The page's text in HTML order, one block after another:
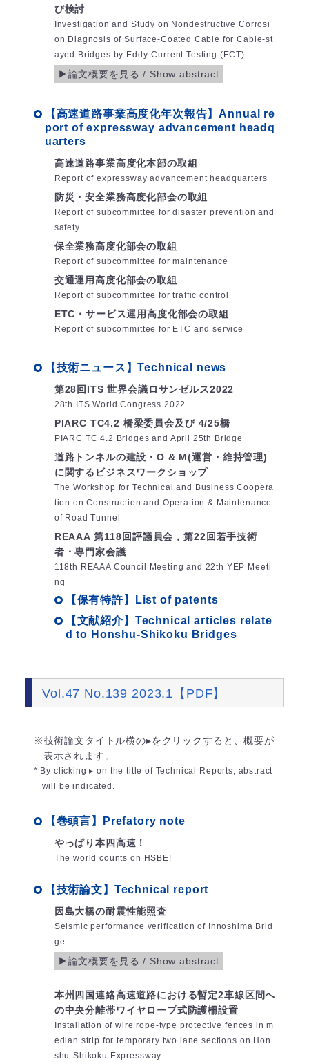
び検討
Investigation and Study on Nondestructive Corrosi
on Diagnosis of Surface-Coated Cable for Cable-st
ayed Bridges by Eddy-Current Testing (ECT)
【高速道路事業高度化年次報告】Annual re
port of expressway advancement headq
uarters
高速道路事業高度化本部の取組
Report of expressway advancement headquarters
防災・安全業務高度化部会の取組
Report of subcommittee for disaster prevention and
safety
保全業務高度化部会の取組
Report of subcommittee for maintenance
交通運用高度化部会の取組
Report of subcommittee for traffic control
ETC・サービス運用高度化部会の取組
Report of subcommittee for ETC and service
【技術ニュース】Technical news
第28回ITS 世界会議ロサンゼルス2022
28th ITS World Congress 2022
PIARC TC4.2 橋梁委員会及び 4/25橋
PIARC TC 4.2 Bridges and April 25th Bridge
道路トンネルの建設・O & M(運営・維持管理)
に関するビジネスワークショップ
The Workshop for Technical and Business Coopera
tion on Construction and Operation & Maintenance
of Road Tunnel
REAAA 第118回評議員会，第22回若手技術
者・専門家会議
118th REAAA Council Meeting and 22th YEP Meeti
ng
【保有特許】List of patents
【文献紹介】Technical articles relate
d to Honshu-Shikoku Bridges
Vol.47 No.139 2023.1【PDF】
※技術論文タイトル横の▸をクリックすると、概要が
表示されます。
* By clicking ▸ on the title of Technical Reports, abstract
will be indicated.
【巻頭言】Prefatory note
やっぱり本四高速！
The world counts on HSBE!
【技術論文】Technical report
因島大橋の耐震性能照査
Seismic performance verification of Innoshima Brid
ge
本州四国連絡高速道路における暫定2車線区間へ
の中央分離帯ワイヤロープ式防護柵設置
Installation of wire rope-type protective fences in m
edian strip for temporary two lane sections on Hon
shu-Shikoku Expressway